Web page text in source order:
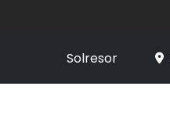
Solresor